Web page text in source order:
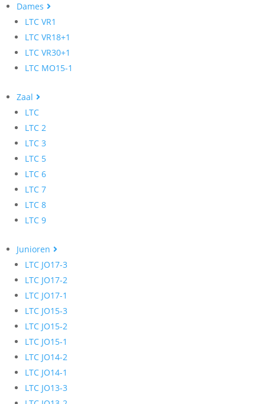
Dames
LTC VR1
LTC VR18+1
LTC VR30+1
LTC MO15-1
Zaal
LTC
LTC 2
LTC 3
LTC 5
LTC 6
LTC 7
LTC 8
LTC 9
Junioren
LTC JO17-3
LTC JO17-2
LTC JO17-1
LTC JO15-3
LTC JO15-2
LTC JO15-1
LTC JO14-2
LTC JO14-1
LTC JO13-3